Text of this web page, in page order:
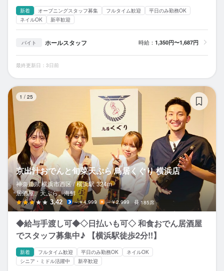
新着 オープニングスタッフ募集 フルタイム歓迎
平日のみ勤務OK
ネイルOK
新卒歓迎
バイト ホールスタッフ 時給： 1,350円〜1,687円
最終更新日：3日前
1 / 25
京出汁おでんと旬菜天ぷら 鳥居くぐり 横浜店
神奈川県 横浜市西区 / 横浜駅 324m
居酒屋、天ぷら、海鮮
3.42 ～￥4,999 ～￥2,999 185席
◆給与手渡し可◆◇日払いも可◇ 和食おでん居酒屋
でスタッフ募集中♪ 【横浜駅徒歩2分!!】
新着 フルタイム歓迎 平日のみ勤務OK
ネイルOK
シニア・ミドル活躍中
新卒歓迎